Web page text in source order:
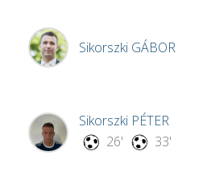
Sikorszki GÁBOR
Sikorszki PÉTER
26'
33'